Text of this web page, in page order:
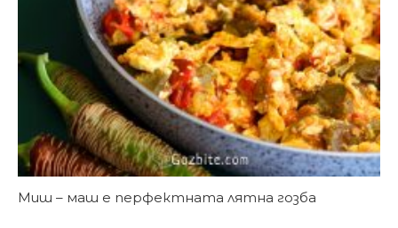
Миш – маш е перфектната лятна гозба